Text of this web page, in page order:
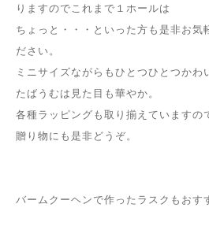
りますのでこれまで１ホールは
ちょっと・・・といった方も是非お気
ださい。
ミニサイズながらもひとつひとつかわ
たばうむは見た目も華やか。
各種ラッピングも取り揃えていますの
贈り物にも是非どうぞ。
バームクーヘンで作ったラスクもお